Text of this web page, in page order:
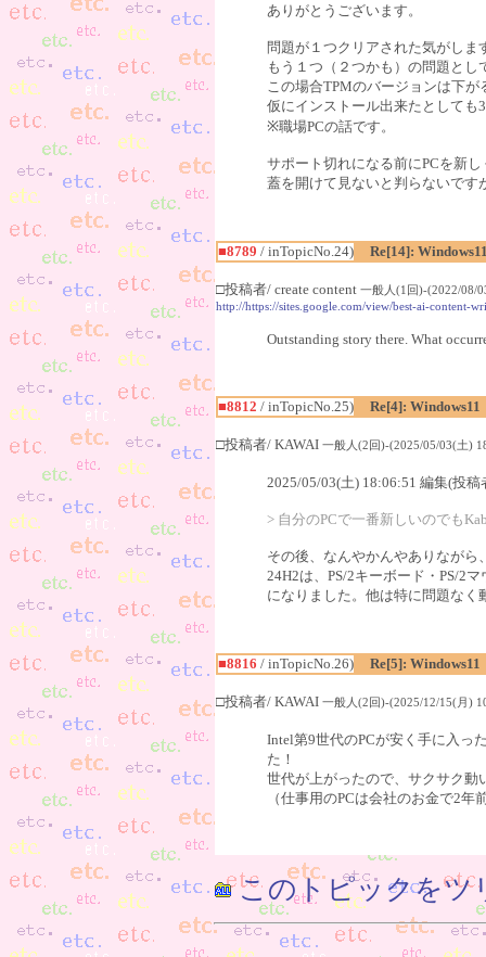
ありがとうございます。
問題が１つクリアされた気がしま
もう１つ（２つかも）の問題とし
この場合TPMのバージョンは下
仮にインストール出来たとして
※職場PCの話です。
サポート切れになる前にPCを新
蓋を開けて見ないと判らないです
■8789 / inTopicNo.24) Re[14]:
□投稿者/ create content 一般人(1回)-(2022/08/
http://https://sites.google.com/view/best-ai-content-
Outstanding story there. What
■8812 / inTopicNo.25) Re[4]: Windows11
□投稿者/ KAWAI 一般人(2回)-(2025/05/03(土)
2025/05/03(土) 18:06:51 編集(投稿
> 自分のPCで一番新しいのでも
その後、なんやかんやありながら
24H2は、PS/2キーボード・PS/2
になりました。他は特に問題なく
■8816 / inTopicNo.26) Re[5]: Windows11
□投稿者/ KAWAI 一般人(2回)-(2025/12/15(月)
Intel第9世代のPCが安く手に入っ
た！
世代が上がったので、サクサク動
（仕事用のPCは会社のお金で2
このトピックをツ